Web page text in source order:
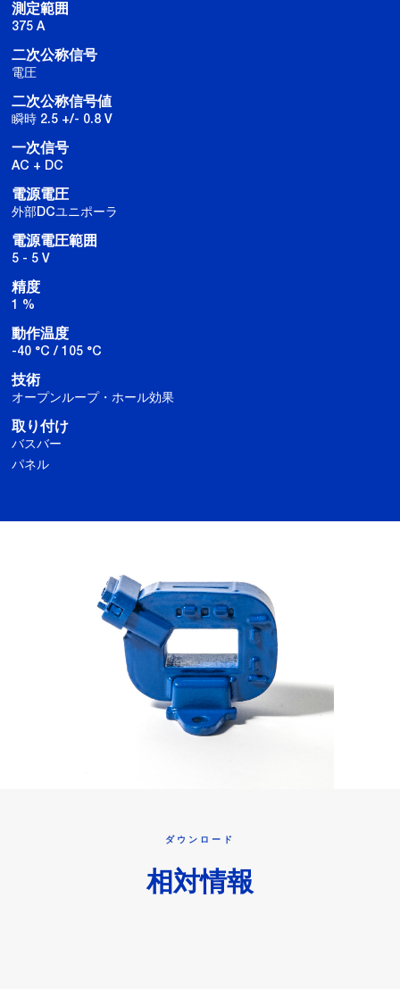
測定範囲
375 A
二次公称信号
電圧
二次公称信号値
瞬時 2.5 +/- 0.8 V
一次信号
AC + DC
電源電圧
外部DCユニポーラ
電源電圧範囲
5 - 5 V
精度
1 %
動作温度
-40 °C / 105 °C
技術
オープンループ・ホール効果
取り付け
バスバー
パネル
ダウンロード
相対情報